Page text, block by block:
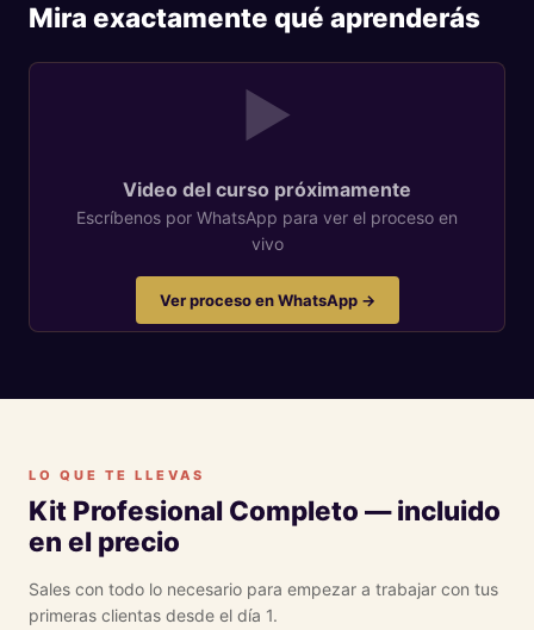
Mira exactamente qué aprenderás
▶
Video del curso próximamente
Escríbenos por WhatsApp para ver el proceso en
vivo
Ver proceso en WhatsApp →
LO QUE TE LLEVAS
Kit Profesional Completo — incluido
en el precio
Sales con todo lo necesario para empezar a trabajar con tus
primeras clientas desde el día 1.